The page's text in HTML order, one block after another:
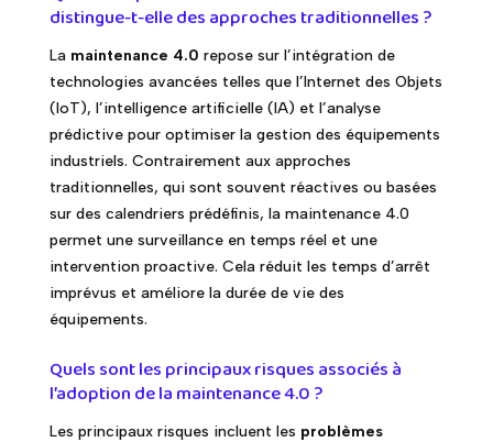
distingue-t-elle des approches traditionnelles ?
La maintenance 4.0 repose sur l’intégration de
technologies avancées telles que l’Internet des Objets
(IoT), l’intelligence artificielle (IA) et l’analyse
prédictive pour optimiser la gestion des équipements
industriels. Contrairement aux approches
traditionnelles, qui sont souvent réactives ou basées
sur des calendriers prédéfinis, la maintenance 4.0
permet une surveillance en temps réel et une
intervention proactive. Cela réduit les temps d’arrêt
imprévus et améliore la durée de vie des
équipements.
Quels sont les principaux risques associés à
l’adoption de la maintenance 4.0 ?
Les principaux risques incluent les problèmes